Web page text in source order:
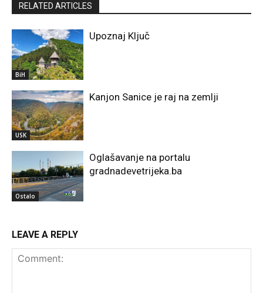
RELATED ARTICLES
BiH
Upoznaj Ključ
USK
Kanjon Sanice je raj na zemlji
Ostalo
Oglašavanje na portalu
gradnadevetrijeka.ba
LEAVE A REPLY